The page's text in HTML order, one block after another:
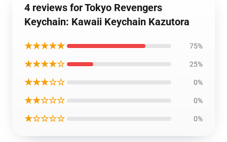
4 reviews for Tokyo Revengers
Keychain: Kawaii Keychain Kazutora
★★★★★ 75%
★★★★☆ 25%
★★★☆☆ 0%
★★☆☆☆ 0%
★☆☆☆☆ 0%